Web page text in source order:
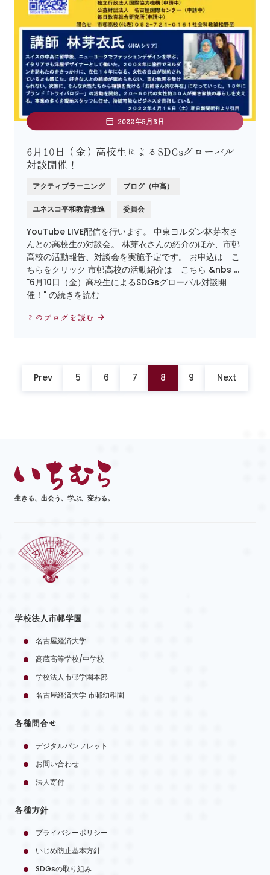
2022年5月3日
6月10日（金）高校生によるSDGsグローバル
対談開催！
アクティブラーニング ブログ（中高）
ユネスコ平和教育推進 委員会
YouTube LIVE配信を行います。 中東ヨルダン林芽衣さ
んとの高校生の対談会。 林芽衣さんの紹介のほか、市邨
高校の活動報告、対談会を実施予定です。 お申込は こ
ちらをクリック 市邨高校の活動紹介は こちら &nbs …
"6月10日（金）高校生によるSDGsグローバル対談開
催！" の続きを読む
このブログを読む
Prev 5 6 7 8 9 Next
生きる、出会う、学ぶ、変わる。
学校法人市邨学園
名古屋経済大学
高蔵高等学校/中学校
学校法人市邨学園本部
名古屋経済大学 市邨幼稚園
各種問合せ
デジタルパンフレット
お問い合わせ
法人寄付
各種方針
プライバシーポリシー
いじめ防止基本方針
SDGsの取り組み